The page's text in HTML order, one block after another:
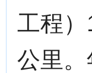
工程
公里